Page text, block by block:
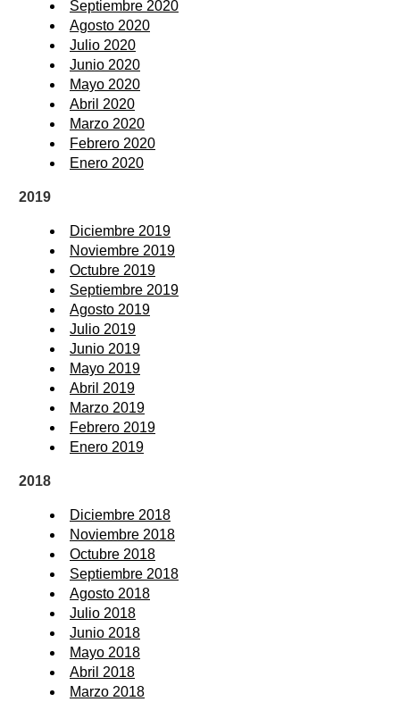
Septiembre 2020
Agosto 2020
Julio 2020
Junio 2020
Mayo 2020
Abril 2020
Marzo 2020
Febrero 2020
Enero 2020
2019
Diciembre 2019
Noviembre 2019
Octubre 2019
Septiembre 2019
Agosto 2019
Julio 2019
Junio 2019
Mayo 2019
Abril 2019
Marzo 2019
Febrero 2019
Enero 2019
2018
Diciembre 2018
Noviembre 2018
Octubre 2018
Septiembre 2018
Agosto 2018
Julio 2018
Junio 2018
Mayo 2018
Abril 2018
Marzo 2018